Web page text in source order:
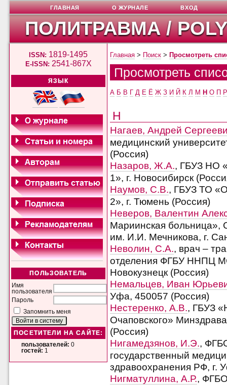
ПОЛИТРАВМА /
ISSN: 1819-1495
E-ISSN: 2541-867X
ЯЗЫК
ПОЛЬЗОВАТЕЛЬ
Имя
пользователя
Пароль
Запомнить меня
ПОСЕТИТЕЛИ НА САЙТЕ:
пользователей: 0
гостей: 1
ГЛАВНАЯ О ЖУРНАЛЕ ВХОД
Главная > Поиск > Просмотреть
Просмотреть
А Б В Г Д Е Ё Ж З И Й К Л М Н О П
Н
Нагаев, Андрей
медицинский
(Россия)
Назаров, Ж.А., ГБУЗ НО
1», г. Новосибирск
Наумов, С.В., ГБУЗ ТО
2», г. Тюмень (Россия)
Неверов, Валентин
Мариинская
им. И.И. Мечникова, г.
Неволин, С.А., врач –
отделения ФГБУ ННПЦ
Новокузнецк (Россия)
Немальцев, Иван
Уфа, 450057 (Россия)
Нестеренко, А.В., ГБУЗ
Очаповского»
(Россия)
Нигамедзянов, И.Э.,
государственный
здравоохранения РФ, г.
Нигматуллина, А.Р.,